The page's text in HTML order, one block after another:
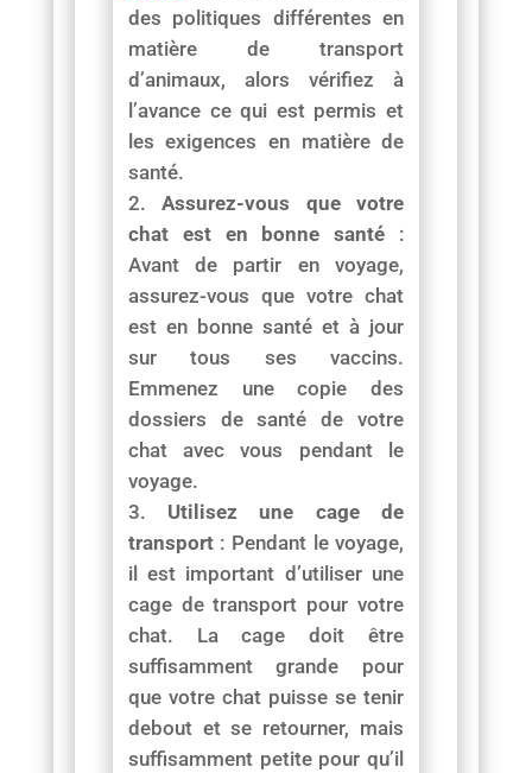
des politiques différentes en
matière de transport
d’animaux, alors vérifiez à
l’avance ce qui est permis et
les exigences en matière de
santé.
Assurez-vous que votre
chat est en bonne santé :
Avant de partir en voyage,
assurez-vous que votre chat
est en bonne santé et à jour
sur tous ses vaccins.
Emmenez une copie des
dossiers de santé de votre
chat avec vous pendant le
voyage.
Utilisez une cage de
transport: Pendant le voyage,
il est important d’utiliser une
cage de transport pour votre
chat. La cage doit être
suffisamment grande pour
que votre chat puisse se tenir
debout et se retourner, mais
suffisamment petite pour qu’il